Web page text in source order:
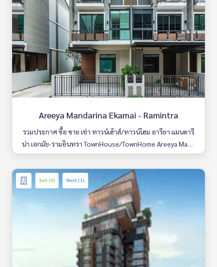
Areeya Mandarina Ekamai - Ramintra
รวมประกาศ ซื้อ ขาย เช่า ทาวน์เฮ้าส์/ทาวน์โฮม อารียา แมนดารี
น่า เอกมัย-รามอินทรา TownHouse/TownHome Areeya Mand
arina Ekamai - Ramintra มีให้เลือกหลายห้อง รายละเอียดครบ ค้
นหาง่าย อัพเดททุกวัน
Sell (0) Rent (1)